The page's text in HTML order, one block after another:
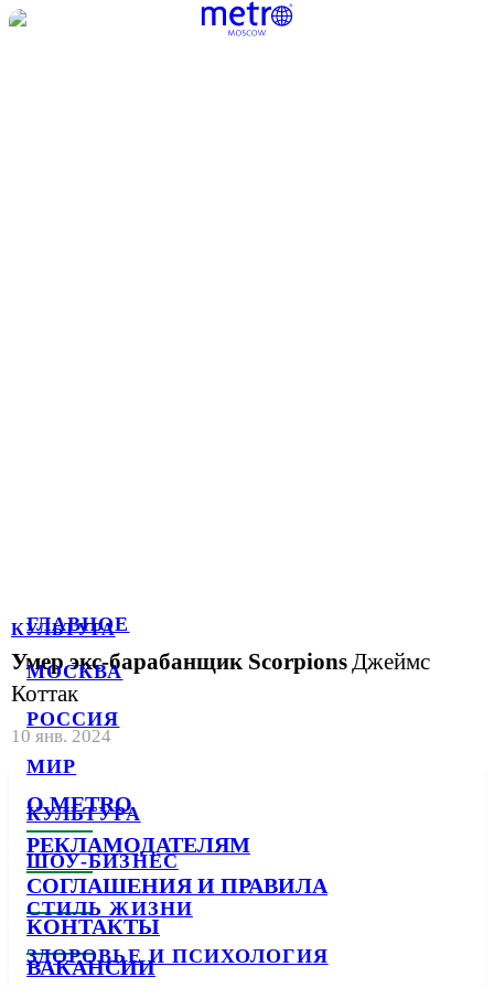
ГЛАВНОЕ
МОСКВА
РОССИЯ
МИР
КУЛЬТУРА
ШОУ-БИЗНЕС
СТИЛЬ ЖИЗНИ
ЗДОРОВЬЕ И ПСИХОЛОГИЯ
КУЛЬТУРА
Умер экс-барабанщик Scorpions Джеймс
Коттак
10 янв. 2024
О METRO
РЕКЛАМОДАТЕЛЯМ
СОГЛАШЕНИЯ И ПРАВИЛА
КОНТАКТЫ
ВАКАНСИИ